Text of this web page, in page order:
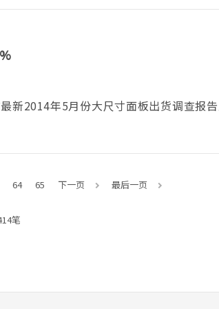
新2014年5月份大尺寸面板出货调查报
64 65 下一页 最后一页
笔